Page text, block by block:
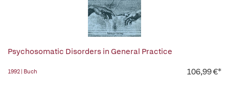
Psychosomatic Disorders in General Practice
1992 | Buch 106,99 €*